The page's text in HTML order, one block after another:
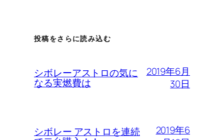
投稿をさらに読み込む
シボレーアストロの気に
なる実燃費は
2019年6月
30日
シボレー アストロを連続
2019年6